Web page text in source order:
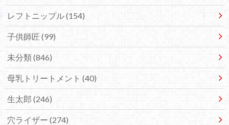
レフトニップル(154)
子供師匠 (99)
未分類(846)
母乳トリートメント (40)
生太郎 (246)
穴ライザー (274)